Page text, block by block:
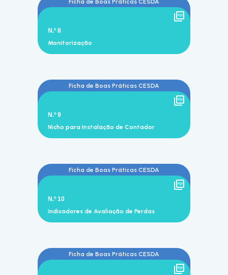
Ficha de Boas Práticas CESDA
N.º 8
Monitorização
Ficha de Boas Práticas CESDA
N.º 9
Nicho para Instalação de Contador
Ficha de Boas Práticas CESDA
N.º 10
Indicadores de Avaliação de Perdas
Ficha de Boas Práticas CESDA